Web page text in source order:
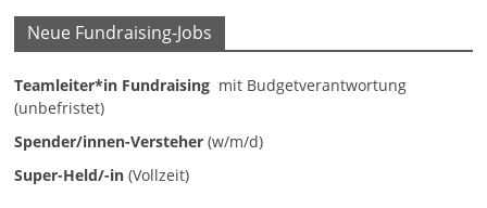
r
k
e
i
n
Neue Fundraising-Jobs
Teamleiter*in Fundraising mit Budgetverantwortung
(unbefristet)
Spender/innen-Versteher (w/m/d)
Super-Held/-in (Vollzeit)